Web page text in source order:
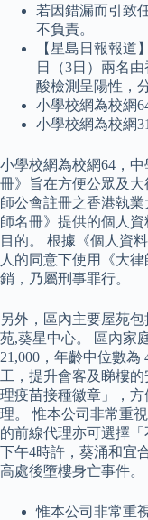
若因錯漏而引致
不負責。
【星島日報報道
日（3日）兩名
酸檢測呈陽性，
小學校網為校網
小學校網為校網
小學校網為校網64，
冊》旨在方便公眾及
師公會註冊之香港執
師名冊》提供的個人
目的。 根據《個人資
人的同意下使用《大
銷，乃屬刑事罪行。
另外，區內主要屋苑
苑,葵星中心。 區內家
21,000，年齡中位數為
工，提升會客及睇樓
理疫苗接種徽章」，
理。 惟本公司非常重
的前線代理亦可選擇「
下午4時許，葵涌和宜
高處後墮樓身亡事件。
惟本公司非常重